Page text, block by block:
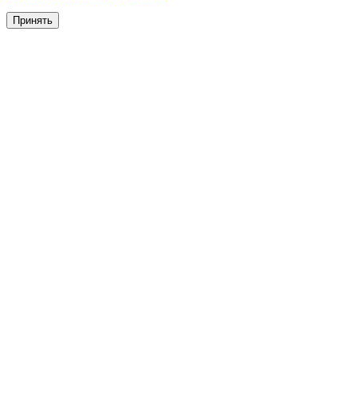
Принять